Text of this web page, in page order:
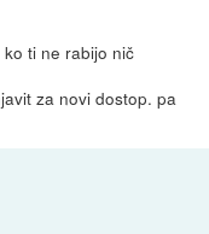
ti ne rabijo nič
za novi dostop. pa